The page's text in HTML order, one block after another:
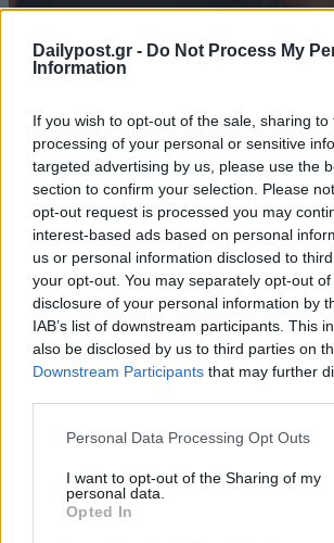
Dailypost.gr - Do Not Process My
Information
If you wish to opt-out of the sale, sharing
processing of your personal or sensitive
targeted advertising by us, please use the
section to confirm your selection. Please
opt-out request is processed you may
interest-based ads based on personal
us or personal information disclosed to
your opt-out. You may separately opt-out
disclosure of your personal information by
IAB’s list of downstream participants. This
also be disclosed by us to third parties on
Downstream Participants that may further
Personal Data Processing Opt Outs
I want to opt-out of the Sharing of my
personal data.
Opted In